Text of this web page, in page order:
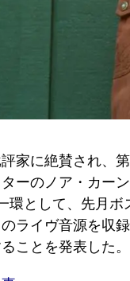
家に絶賛され、
ーのノア・カー
環として、先月
ライヴ音源を収
ことを発表した。